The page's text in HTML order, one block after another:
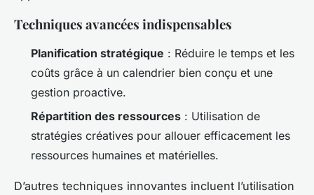
Techniques avancées indispensables
Planification stratégique : Réduire le temps et les
coûts grâce à un calendrier bien conçu et une
gestion proactive.
Répartition des ressources : Utilisation de
stratégies créatives pour allouer efficacement les
ressources humaines et matérielles.
D’autres techniques innovantes incluent l’utilisation